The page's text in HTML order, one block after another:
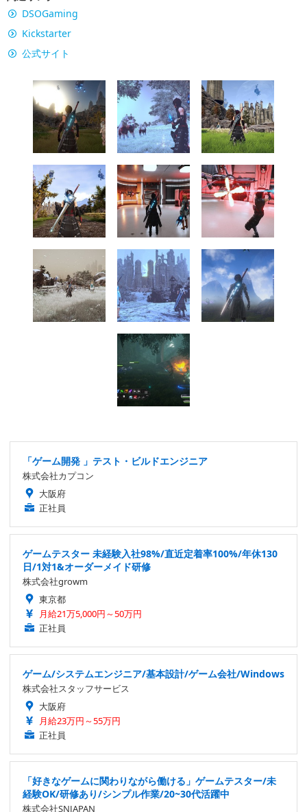
DSOGaming
Kickstarter
公式サイト
「ゲーム開発 」テスト・ビルドエンジニア
株式会社カプコン
大阪府
正社員
ゲームテスター 未経験入社98%/直近定着率100%/年休130
日/1対1&オーダーメイド研修
株式会社growm
東京都
月給21万5,000円～50万円
正社員
ゲーム/システムエンジニア/基本設計/ゲーム会社/Windows
株式会社スタッフサービス
大阪府
月給23万円～55万円
正社員
「好きなゲームに関わりながら働ける」ゲームテスター/未
経験OK/研修あり/シンプル作業/20~30代活躍中
株式会社SNJAPAN